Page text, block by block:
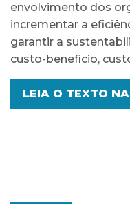
envolvimento dos
incrementar a
garantir a
custo-benefício,
LEIA O TEXTO